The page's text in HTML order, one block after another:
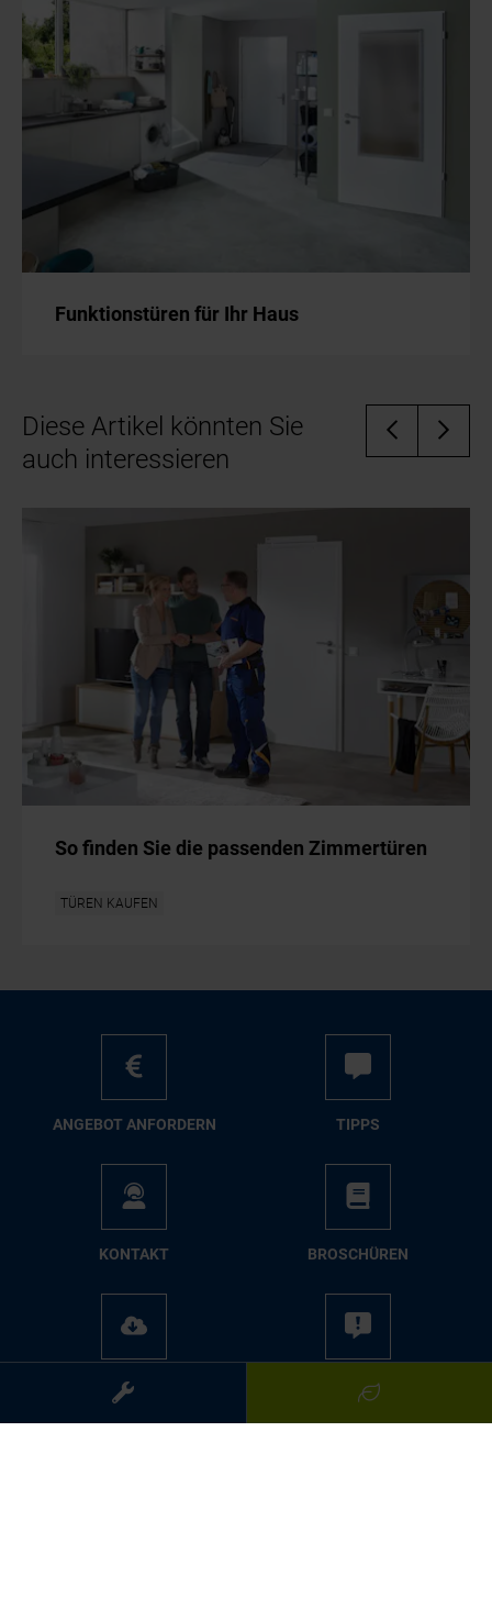
Funktionstüren für Ihr Haus
Diese Artikel könnten Sie
auch interessieren
So finden Sie die passenden Zimmertüren
TÜREN KAUFEN
AN­GE­BOT AN­FOR­DERN TIPPS
KON­TAKT BRO­SCHÜ­REN
ME­DIA­CEN­TER PRES­SE